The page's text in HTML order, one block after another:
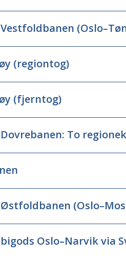
(regiontog)
(fjerntog)
To
Oslo–Narvik via